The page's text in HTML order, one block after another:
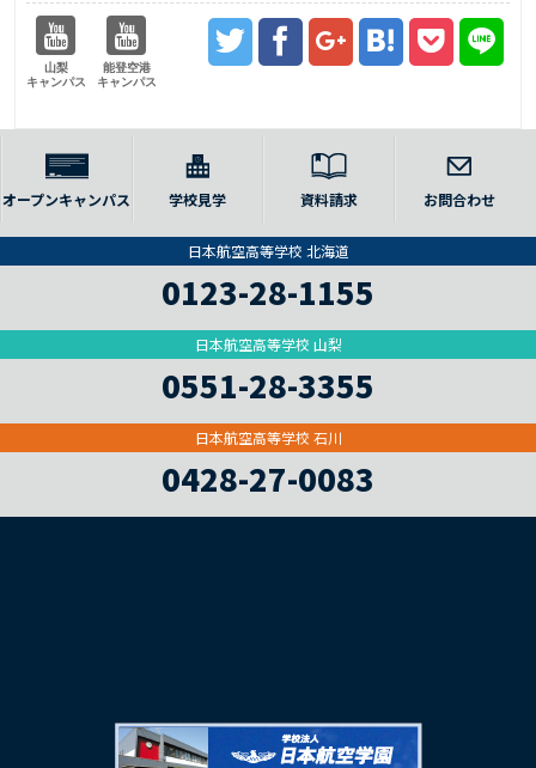
山梨
キャンパス
能登空港
キャンパス
オープンキャンパス 学校見学 資料請求 お問合わせ
日本航空高等学校 北海道
0123-28-1155
日本航空高等学校 山梨
0551-28-3355
日本航空高等学校 石川
0428-27-0083